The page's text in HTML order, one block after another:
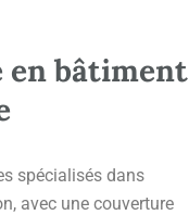
en bâtiment
spécialisés dans
avec une couverture